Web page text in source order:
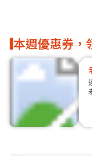
本週優惠券，